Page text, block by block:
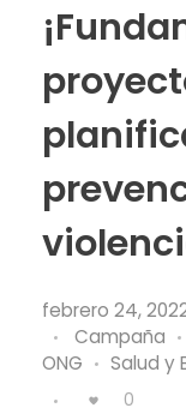
febrero 24,
Campaña
ONG
Salud y
0